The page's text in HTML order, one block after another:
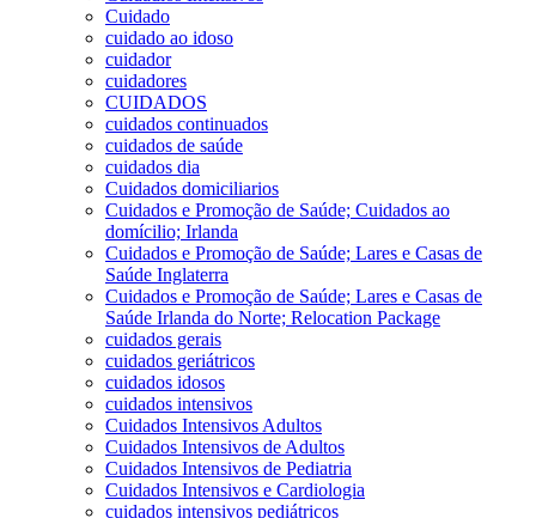
Cuidado
cuidado ao idoso
cuidador
cuidadores
CUIDADOS
cuidados continuados
cuidados de saúde
cuidados dia
Cuidados domiciliarios
Cuidados e Promoção de Saúde; Cuidados ao
domícilio; Irlanda
Cuidados e Promoção de Saúde; Lares e Casas de
Saúde Inglaterra
Cuidados e Promoção de Saúde; Lares e Casas de
Saúde Irlanda do Norte; Relocation Package
cuidados gerais
cuidados geriátricos
cuidados idosos
cuidados intensivos
Cuidados Intensivos Adultos
Cuidados Intensivos de Adultos
Cuidados Intensivos de Pediatria
Cuidados Intensivos e Cardiologia
cuidados intensivos pediátricos